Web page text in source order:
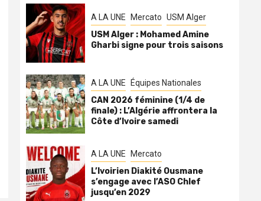
A LA UNE Mercato USM Alger
USM Alger : Mohamed Amine
Gharbi signe pour trois saisons
A LA UNE Équipes Nationales
CAN 2026 féminine (1/4 de
finale) : L’Algérie affrontera la
Côte d’Ivoire samedi
A LA UNE Mercato
L’Ivoirien Diakité Ousmane
s’engage avec l’ASO Chlef
jusqu’en 2029